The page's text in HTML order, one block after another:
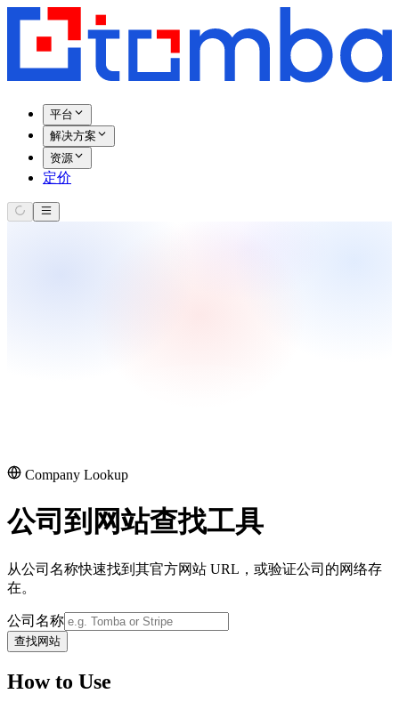
平台
解决方案
资源
定价
Company Lookup
公司到网站查找工具
从公司名称快速找到其官方网站 URL，或验证公司的网络存
在。
公司名称
查找网站
How to Use